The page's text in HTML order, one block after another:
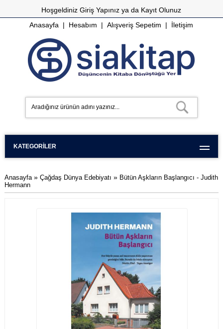
HoşgeldinizGiriş Yapınız ya da Kayıt Olunuz
Anasayfa | Hesabım |Alışveriş Sepetim | İletişim
KATEGORILER
Anasayfa » Çağdaş Dünya Edebiyatı » Bütün Aşkların Başlangıcı - Judith
Hermann